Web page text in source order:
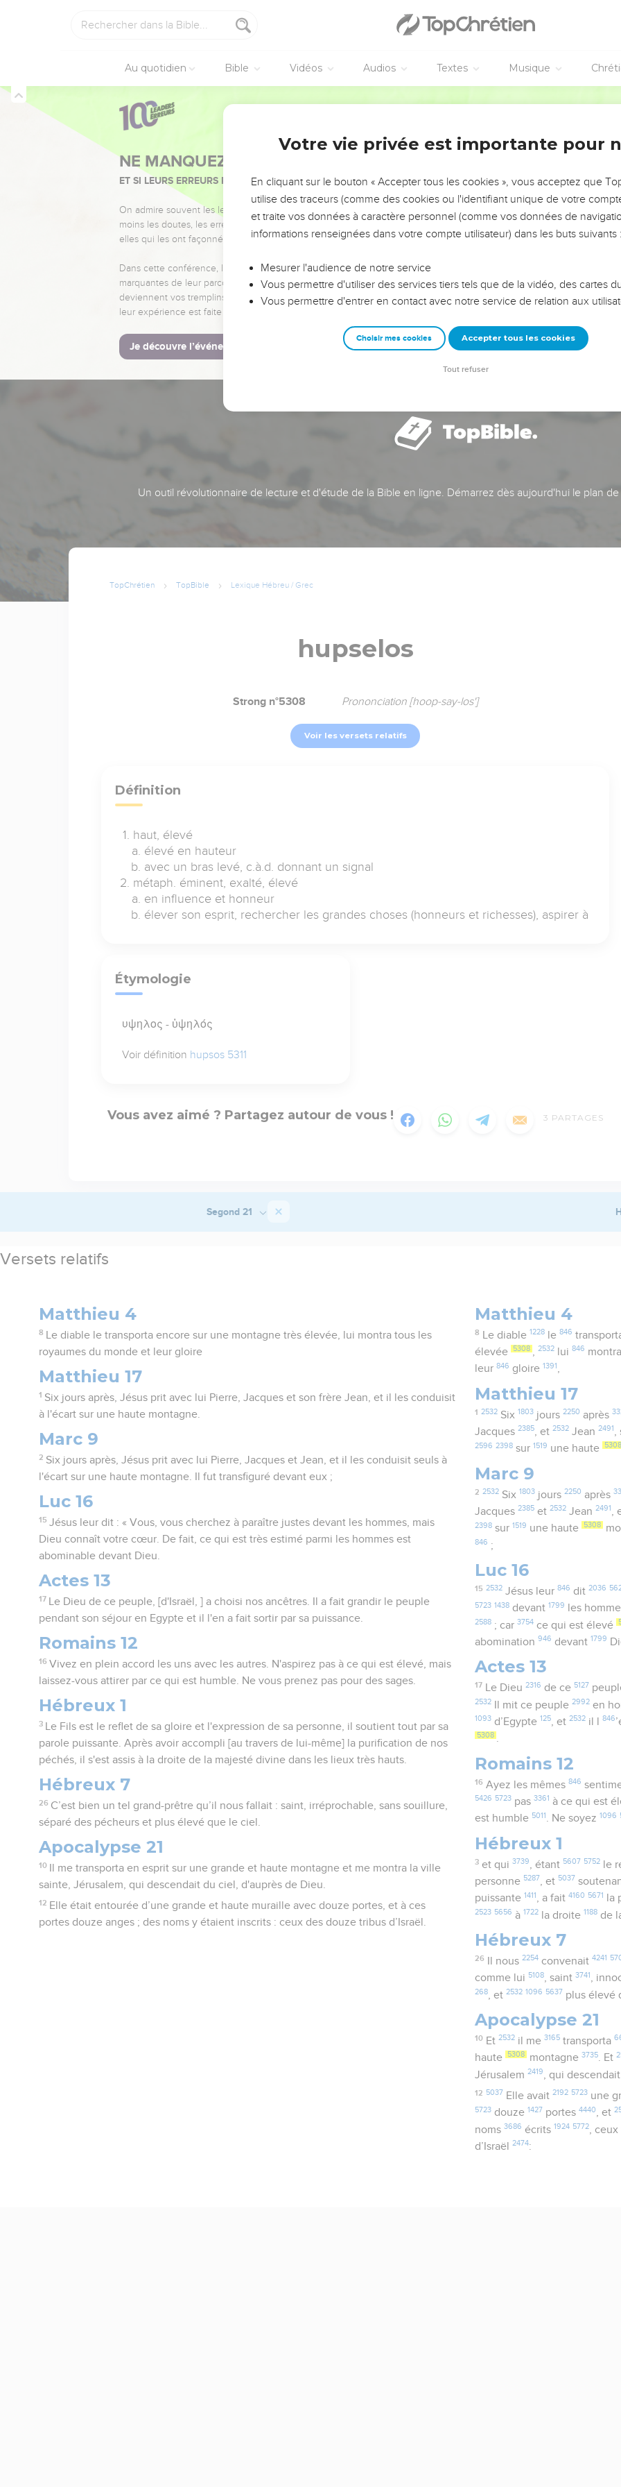
Au quotidien Bible Vidéos Audios Textes Musique
NE MANQUEZ PAS L’ÉVÉNEMENT DE L’ANNÉE !
ET SI LEURS ERREURS POUVAIENT VOUS ÉVITER LES VOTRES ?
On admire souvent les leaders pour leurs réussites, leur impact, leur foi ou leur vision. Mais on voit
moins les doutes, les erreurs et les saisons difficiles qu'ils ont traversés, alors même que ce sont
elles qui les ont façonnés.
Dans cette conférence, leaders, entrepreneurs, et responsables reviennent sur les erreurs
marquantes de leur parcours et les clés pour avancer avec plus de sagesse afin que leurs erreurs
deviennent vos tremplins. Que vous guidiez un ministère, une équipe, un groupe ou une famille,
leur expérience est faite pour vous.
Je découvre l’événement
Un outil révolutionnaire de lecture et d'étude de la Bible en ligne. Démarrez dès aujourd'hui le plan
TopChrétien TopBible Lexique Hébreu / Grec
hupselos
Strong n°5308 Prononciation [hoop-say-los']
Voir les versets relatifs
Définition
haut, élevé
élevé en hauteur
avec un bras levé, c.à.d. donnant un signal
métaph. éminent, exalté, élevé
en influence et honneur
élever son esprit, rechercher les grandes choses (honneurs et richesses), aspirer à
Étymologie
υψηλος - ὑψηλός
Voir définition hupsos 5311
Vous avez aimé ? Partagez autour de vous ! 3 PARTAGES
Segond 21
Versets relatifs
Matthieu 4
8
Le diable le transporta encore sur une montagne très élevée, lui montra tous les
royaumes du monde et leur gloire
Matthieu 17
1 Six jours après, Jésus prit avec lui Pierre, Jacques et son frère Jean, et il les conduisit
à l'écart sur une haute montagne.
Marc 9
2 Six jours après, Jésus prit avec lui Pierre, Jacques et Jean, et il les conduisit seuls à
l'écart sur une haute montagne. Il fut transfiguré devant eux ;
Luc 16
15 Jésus leur dit : « Vous, vous cherchez à paraître justes devant les hommes, mais
Dieu connaît votre cœur. De fait, ce qui est très estimé parmi les hommes est
abominable devant Dieu.
Actes 13
17
Le Dieu de ce peuple, [d'Israël, ] a choisi nos ancêtres. Il a fait grandir le peuple
pendant son séjour en Egypte et il l'en a fait sortir par sa puissance.
Romains 12
16 Vivez en plein accord les uns avec les autres. N'aspirez pas à ce qui est élevé, mais
laissez-vous attirer par ce qui est humble. Ne vous prenez pas pour des sages.
Hébreux 1
3
Le Fils est le reflet de sa gloire et l'expression de sa personne, il soutient tout par sa
parole puissante. Après avoir accompli [au travers de lui-même] la purification de nos
péchés, il s'est assis à la droite de la majesté divine dans les lieux très hauts.
Hébreux 7
26 C’est bien un tel grand-prêtre qu’il nous fallait : saint, irréprochable, sans souillure,
séparé des pécheurs et plus élevé que le ciel.
Apocalypse 21
10
Il me transporta en esprit sur une grande et haute montagne et me montra la ville
sainte, Jérusalem, qui descendait du ciel, d'auprès de Dieu.
12 Elle était entourée d’une grande et haute muraille avec douze portes, et à ces
portes douze anges ; des noms y étaient inscrits : ceux des douze tribus d’Israël.
Matthieu 4
8 Le diable 1228le 846
élevée 5308 ,2532 lui846 montra
leur846 gloire 1391 ,
Matthieu 17
1 2532Six 1803jours 2250 après
Jacques2385, et2532 Jean2491 ,
2596 2398 sur 1519 une haute 5308
Marc 9
2 2532Six 1803jours 2250 après
Jacques2385 et2532 Jean2491 ,
2398 sur 1519 une haute 5308
846 ;
Luc 16
15 2532Jésus leur 846 dit 2036
5723 1438 devant 1799 les
2588 ; car3754 ce qui est élevé
abomination946 devant 1799
Actes 13
17 Le Dieu 2316 de ce 5127
2532 Il mit ce peuple2992 en
1093 d’Egypte 125, et2532 il l846
5308 .
Romains 12
16 Ayez les mêmes 846
5426 5723 pas3361 à ce qui est
est humble 5011. Ne soyez 1096
Hébreux 1
3 et qui 3739 , étant 5607 5752le
personne 5287, et 5037
puissante1411, a fait4160 5671 la
2523 5656 à 1722 la droite 1188 de
Hébreux 7
26 Il nous 2254convenait 4241
comme lui 5108, saint3741,
268 , et2532 1096 5637 plus élevé
Apocalypse 21
10 Et 2532il me 3165transporta
haute 5308 montagne3735. Et
Jérusalem2419 , qui
12 5037 Elle avait 2192 5723une
5723 douze1427 portes4440, et
noms3686 écrits 1924 5772 , ceux
d’Israël2474:
Votre vie privée est importante pour
En cliquant sur le bouton « Accepter tous les cookies », vous acceptez que
utilise des traceurs (comme des cookies ou l'identifiant unique de votre
et traite vos données à caractère personnel (comme vos données de
informations renseignées dans votre compte utilisateur) dans les buts suivants :
Mesurer l'audience de notre service
Vous permettre d'utiliser des services tiers tels que de la vidéo, des cartes
Vous permettre d'entrer en contact avec notre service de relation aux
Choisir mes cookies Accepter tous les cookies
Tout refuser